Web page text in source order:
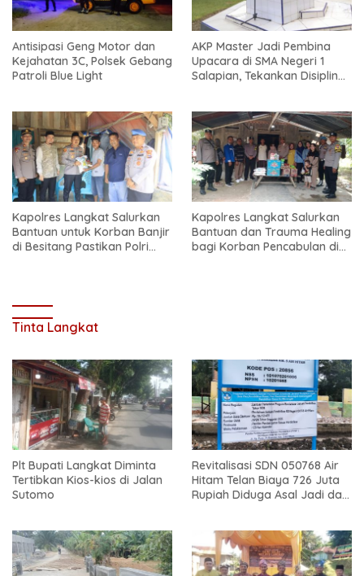
Antisipasi Geng Motor dan
Kejahatan 3C, Polsek Gebang
Patroli Blue Light
AKP Master Jadi Pembina
Upacara di SMA Negeri 1
Salapian, Tekankan Disiplin
Kapolres Langkat Salurkan
Bantuan untuk Korban Banjir
di Besitang Pastikan Polri
Kapolres Langkat Salurkan
Bantuan dan Trauma Healing
bagi Korban Pencabulan di
Tinta Langkat
Plt Bupati Langkat Diminta
Tertibkan Kios-kios di Jalan
Sutomo
Revitalisasi SDN 050768 Air
Hitam Telan Biaya 726 Juta
Rupiah Diduga Asal Jadi dan